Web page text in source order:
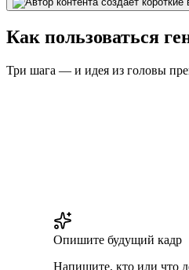
Как пользоваться
Три шага — и идея из головы
Опишите будущий кадр
Напишите, кто или что